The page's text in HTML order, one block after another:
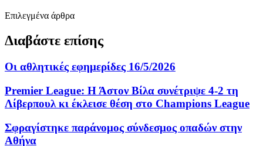
Επιλεγμένα άρθρα
Διαβάστε επίσης
Οι αθλητικές εφημερίδες 16/5/2026
Premier League: Η Άστον Βίλα συνέτριψε 4-2 τη
Λίβερπουλ κι έκλεισε θέση στο Champions League
Σφραγίστηκε παράνομος σύνδεσμος οπαδών στην
Αθήνα